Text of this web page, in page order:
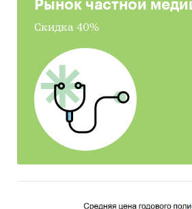
Рынок частной
Скидка 40%